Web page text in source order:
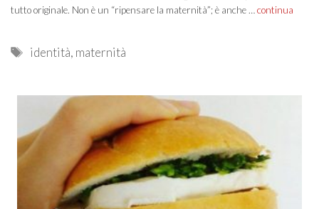
tutto originale. Non è un “ripensare la maternità”; è anche … continua
Tags
identità, maternità